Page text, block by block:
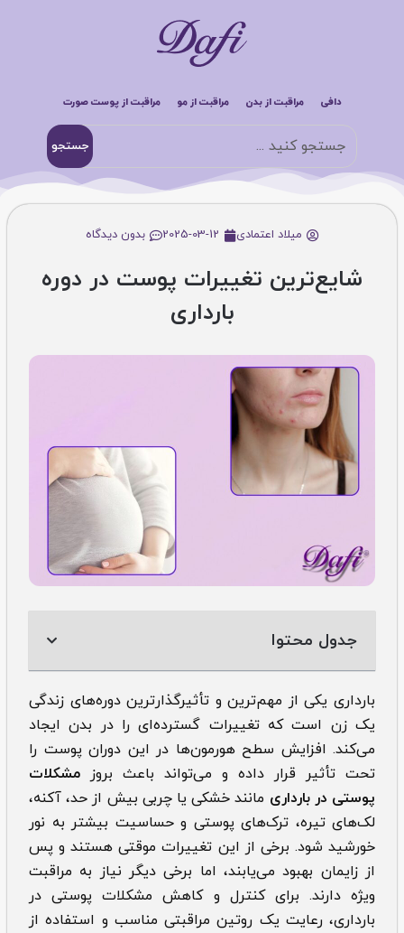
دافی مراقبت از بدن مراقبت از مو مراقبت از پوست صورت
جستجو
میلاد اعتمادی 2025-03-12 بدون دیدگاه
شایع‌ترین تغییرات پوست در دوره
بارداری
جدول محتوا
بارداری یکی از مهم‌ترین و تأثیرگذارترین دوره‌های زندگی
یک زن است که تغییرات گسترده‌ای را در بدن ایجاد
می‌کند. افزایش سطح هورمون‌ها در این دوران پوست را
تحت تأثیر قرار داده و می‌تواند باعث بروز مشکلات
پوستی در بارداری مانند خشکی یا چربی بیش از حد، آکنه،
لک‌های تیره، ترک‌های پوستی و حساسیت بیشتر به نور
خورشید شود. برخی از این تغییرات موقتی هستند و پس
از زایمان بهبود می‌یابند، اما برخی دیگر نیاز به مراقبت
ویژه دارند. برای کنترل و کاهش مشکلات پوستی در
بارداری، رعایت یک روتین مراقبتی مناسب و استفاده از